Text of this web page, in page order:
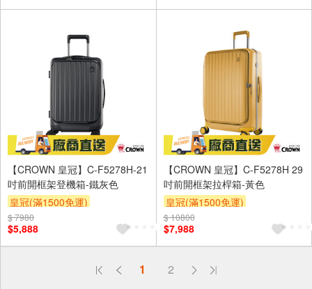
【CROWN 皇冠】C-F5278H-21
吋前開框架登機箱-鐵灰色
皇冠(滿1500免運)
$ 7980
$5,888
【CROWN 皇冠】C-F5278H 29
吋前開框架拉桿箱-黃色
皇冠(滿1500免運)
$ 10800
$7,988
1 2
偏遠地區配送